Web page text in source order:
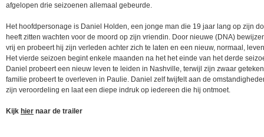
afgelopen drie seizoenen allemaal gebeurde.
Het hoofdpersonage is Daniel Holden, een jonge man die 19 jaar lang op zijn
heeft zitten wachten voor de moord op zijn vriendin. Door nieuwe (DNA)
vrij en probeert hij zijn verleden achter zich te laten en een nieuw, normaal,
Het vierde seizoen begint enkele maanden na het het einde van het derde
Daniel probeert een nieuw leven te leiden in Nashville, terwijl zijn zwaar
familie probeert te overleven in Paulie. Daniel zelf twijfelt aan de
zijn veroordeling en laat een diepe indruk op iedereen die hij ontmoet.
Kijk hier naar de trailer